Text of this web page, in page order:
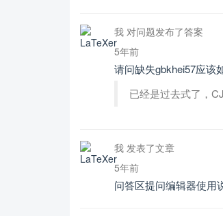
我 对问题发布了答案
5年前
请问缺失gbkhei57应该
已经是过去式了，
我 发表了文章
5年前
问答区提问编辑器使用